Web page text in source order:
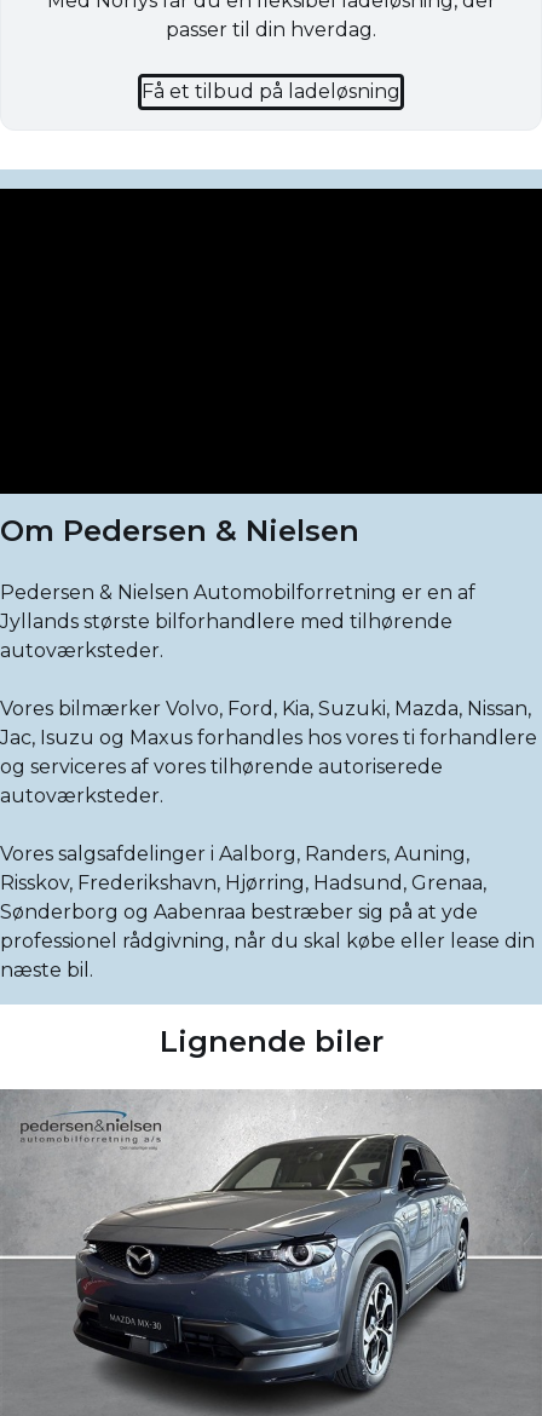
passer til din hverdag.
Få et tilbud på ladeløsning
Om Pedersen & Nielsen
Pedersen & Nielsen Automobilforretning er en af
Jyllands største bilforhandlere med tilhørende
autoværksteder.
Vores bilmærker Volvo, Ford, Kia, Suzuki, Mazda, Nissan,
Jac, Isuzu og Maxus forhandles hos vores ti forhandlere
og serviceres af vores tilhørende autoriserede
autoværksteder.
Vores salgsafdelinger i Aalborg, Randers, Auning,
Risskov, Frederikshavn, Hjørring, Hadsund, Grenaa,
Sønderborg og Aabenraa bestræber sig på at yde
professionel rådgivning, når du skal købe eller lease din
næste bil.
Lignende biler